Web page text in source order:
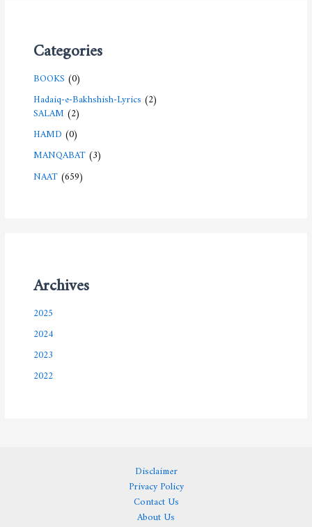
Categories
BOOKS(0)
Hadaiq-e-Bakhshish-Lyrics(2)
SALAM(2)
HAMD(0)
MANQABAT(3)
NAAT(659)
Archives
2025
2024
2023
2022
Disclaimer
Privacy Policy
Contact Us
About Us